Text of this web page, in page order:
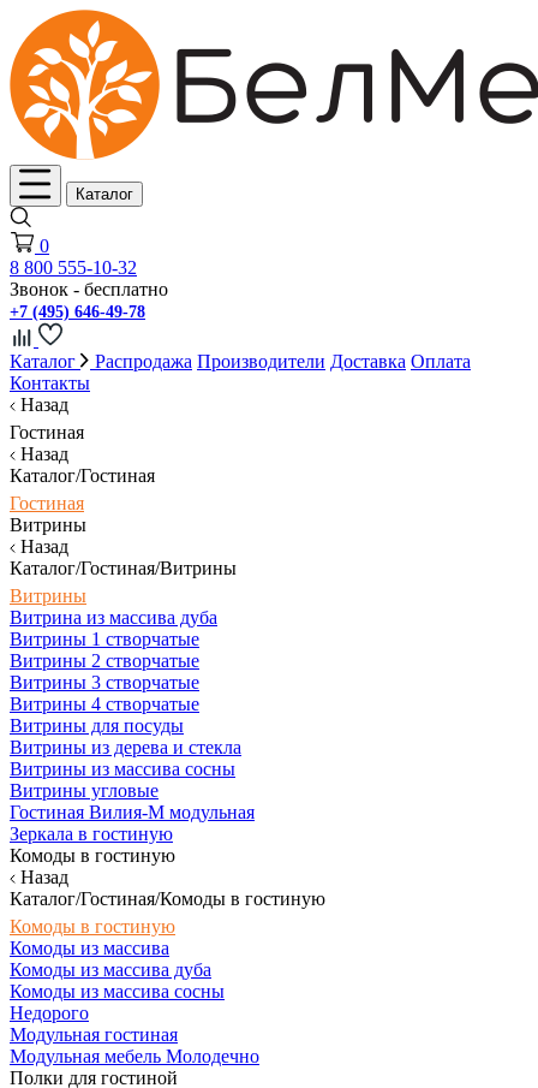
Каталог
0
8 800 555-10-32
Звонок - бесплатно
+7 (495) 646-49-78
Каталог Распродажа Производители Доставка Оплата
Контакты
Назад
Гостиная
Назад
Каталог/Гостиная
Гостиная
Витрины
Назад
Каталог/Гостиная/Витрины
Витрины
Витрина из массива дуба
Витрины 1 створчатые
Витрины 2 створчатые
Витрины 3 створчатые
Витрины 4 створчатые
Витрины для посуды
Витрины из дерева и стекла
Витрины из массива сосны
Витрины угловые
Гостиная Вилия-М модульная
Зеркала в гостиную
Комоды в гостиную
Назад
Каталог/Гостиная/Комоды в гостиную
Комоды в гостиную
Комоды из массива
Комоды из массива дуба
Комоды из массива сосны
Недорого
Модульная гостиная
Модульная мебель Молодечно
Полки для гостиной